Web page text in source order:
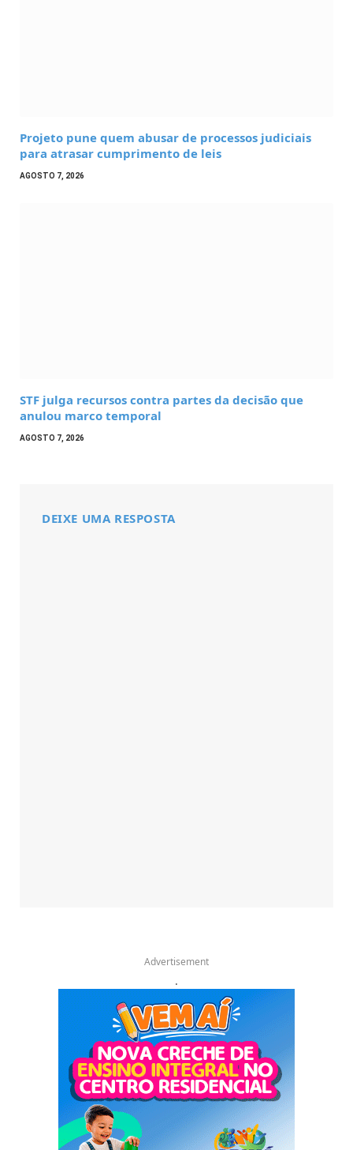
Projeto pune quem abusar de processos judiciais
para atrasar cumprimento de leis
AGOSTO 7, 2026
STF julga recursos contra partes da decisão que
anulou marco temporal
AGOSTO 7, 2026
DEIXE UMA RESPOSTA
Advertisement
.